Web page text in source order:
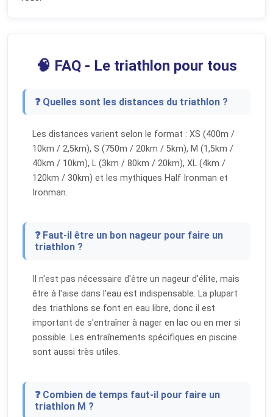
🧠 FAQ - Le triathlon pour tous
❓ Quelles sont les distances du triathlon ?
Les distances varient selon le format : XS (400m /
10km / 2,5km), S (750m / 20km / 5km), M (1,5km /
40km / 10km), L (3km / 80km / 20km), XL (4km /
120km / 30km) et les mythiques Half Ironman et
Ironman.
❓ Faut-il être un bon nageur pour faire un
triathlon ?
Il n'est pas nécessaire d'être un nageur d'élite, mais
être à l'aise dans l'eau est indispensable. La plupart
des triathlons se font en eau libre, donc il est
important de s'entraîner à nager en lac ou en mer si
possible. Les entraînements spécifiques en piscine
sont aussi très utiles.
❓ Combien de temps faut-il pour faire un
triathlon M ?